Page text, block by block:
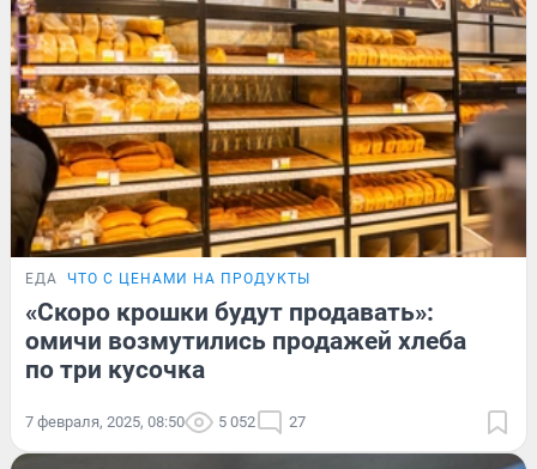
ЕДА ЧТО С ЦЕНАМИ НА ПРОДУКТЫ
«Скоро крошки будут продавать»:
омичи возмутились продажей хлеба
по три кусочка
7 февраля, 2025, 08:50 5 052 27